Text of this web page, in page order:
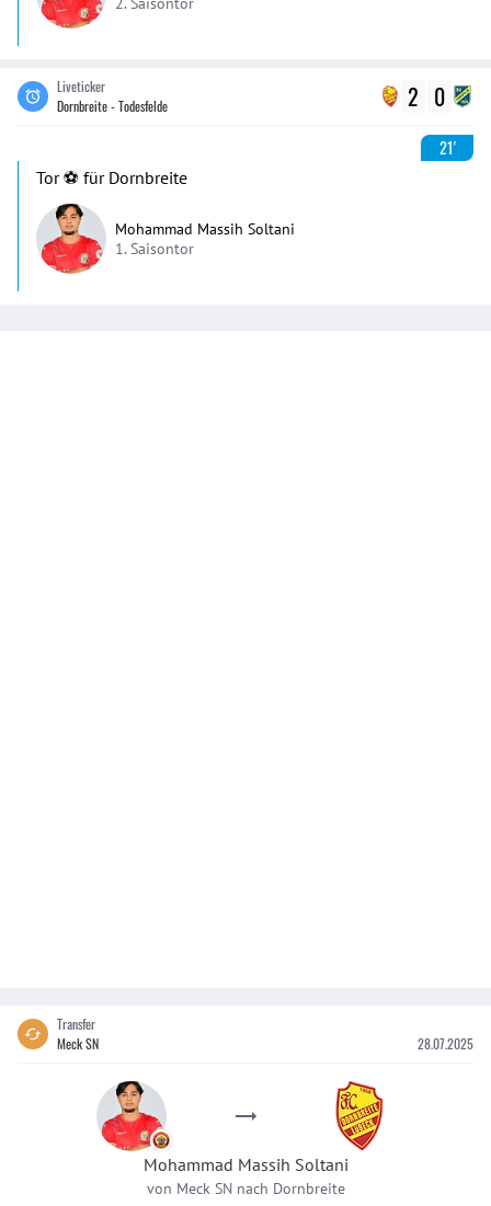
Liveticker
Dornbreite - Todesfelde
2 0
21'
Tor ⚽️ für Dornbreite
Mohammad Massih Soltani
1. Saisontor
Transfer
Meck SN
28.07.2025
Mohammad Massih Soltani
von Meck SN nach Dornbreite